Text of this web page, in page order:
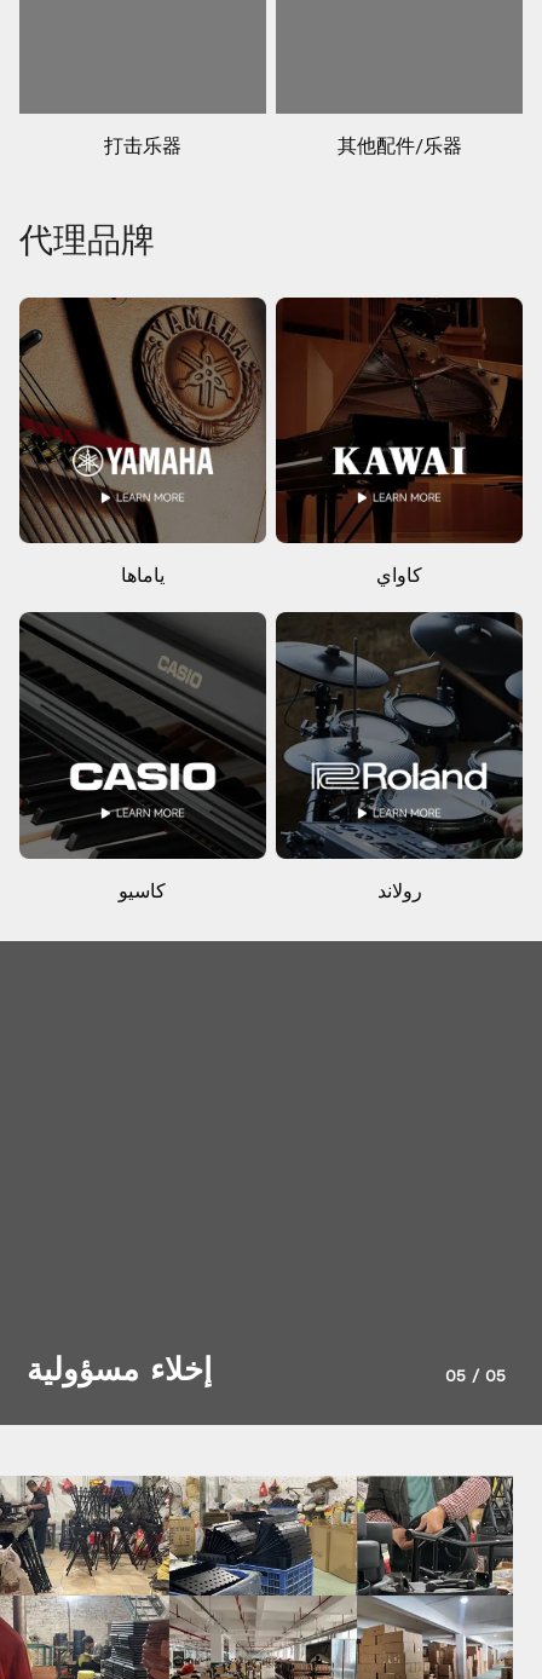
打击乐器 其他配件/乐器
代理品牌
ياماها كاواي
كاسيو رولاند
إخلاء مسؤولية 05 / 05